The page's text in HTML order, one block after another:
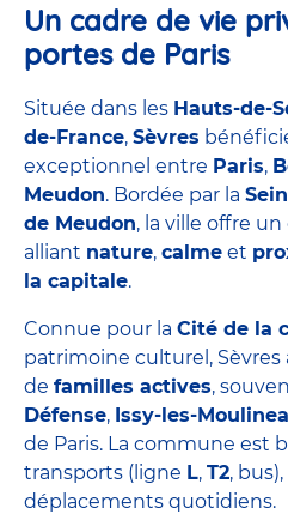
Un cadre de vie
portes de Paris
Située dans les Hauts-de-
de-France, Sèvres
exceptionnel entre Paris,
Meudon. Bordée par la
de Meudon, la ville offre
alliant nature, calme et
la capitale.
Connue pour la Cité de la
patrimoine culturel,
de familles actives,
Défense, Issy-les-
de Paris. La commune est
transports (ligne L, T2,
déplacements quotidiens.